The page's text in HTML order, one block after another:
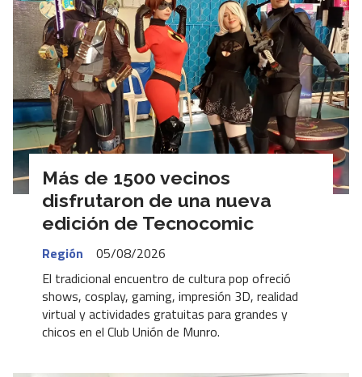
Más de 1500 vecinos
disfrutaron de una nueva
edición de Tecnocomic
Región
05/08/2026
El tradicional encuentro de cultura pop ofreció
shows, cosplay, gaming, impresión 3D, realidad
virtual y actividades gratuitas para grandes y
chicos en el Club Unión de Munro.